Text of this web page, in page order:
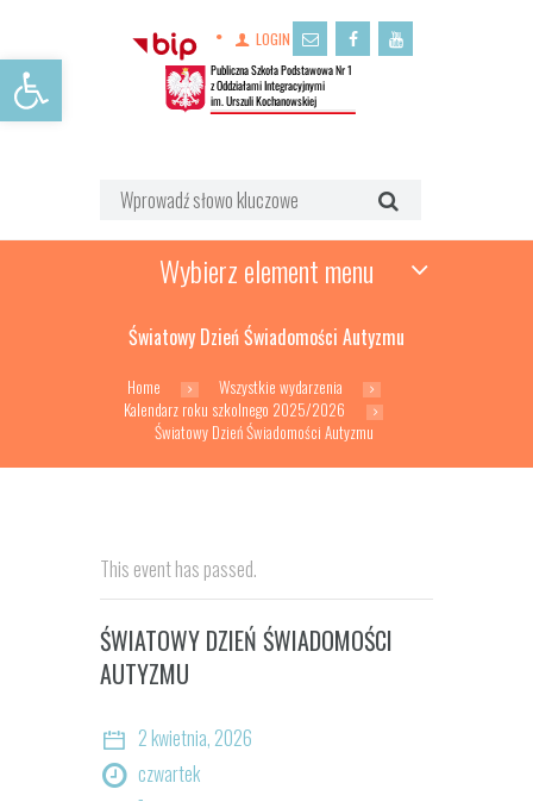
Open toolbar
LOGIN
Wybierz element menu
Światowy Dzień Świadomości Autyzmu
Home
Wszystkie wydarzenia
Kalendarz roku szkolnego 2025/2026
Światowy Dzień Świadomości Autyzmu
This event has passed.
ŚWIATOWY DZIEŃ ŚWIADOMOŚCI
AUTYZMU
2 kwietnia, 2026
czwartek
-